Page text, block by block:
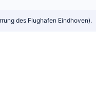
des Flughafen Eindhoven).